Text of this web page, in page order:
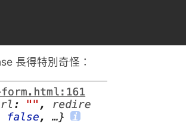
長得特別奇怪：